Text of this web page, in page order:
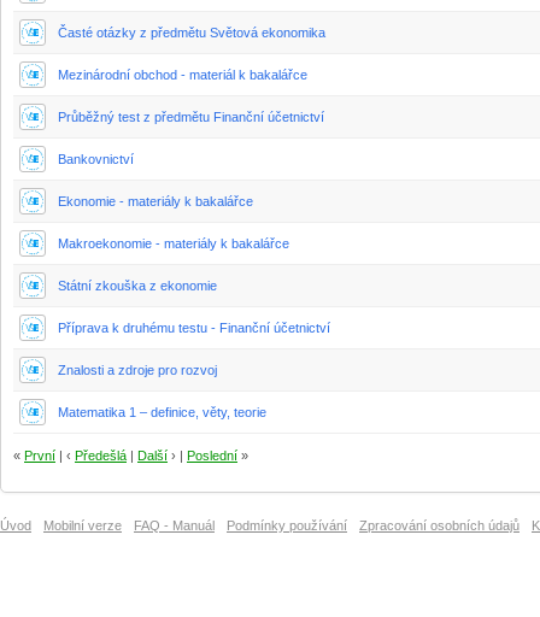
Časté otázky z předmětu Světová ekonomika
Mezinárodní obchod - materiál k bakalářce
Průběžný test z předmětu Finanční účetnictví
Bankovnictví
Ekonomie - materiály k bakalářce
Makroekonomie - materiály k bakalářce
Státní zkouška z ekonomie
Příprava k druhému testu - Finanční účetnictví
Znalosti a zdroje pro rozvoj
Matematika 1 – definice, věty, teorie
« První | ‹ Předešlá Další › | Poslední »
Úvod Mobilní verze FAQ - Manuál Podmínky používání Zpracování osobních údajů